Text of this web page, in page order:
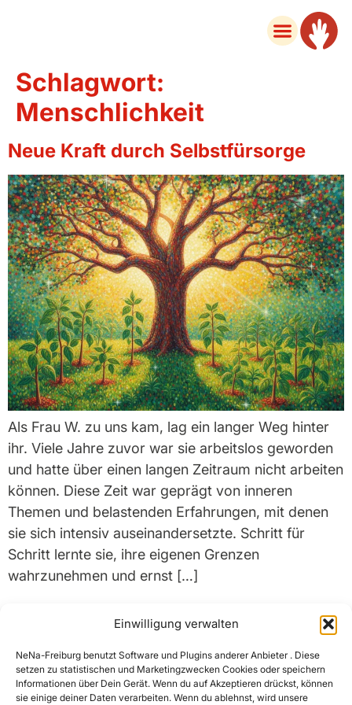
Einwilligung verwalten
NeNa-Freiburg benutzt Software und Plugins anderer Anbieter . Diese
setzen zu statistischen und Marketingzwecken Cookies oder speichern
Informationen über Dein Gerät. Wenn du auf Akzeptieren drückst, können
sie einige deiner Daten verarbeiten. Wenn du ablehnst, wird unsere
Schlagwort:
Menschlichkeit
Neue Kraft durch Selbstfürsorge
Als Frau W. zu uns kam, lag ein langer Weg hinter
ihr. Viele Jahre zuvor war sie arbeitslos geworden
und hatte über einen langen Zeitraum nicht arbeiten
können. Diese Zeit war geprägt von inneren
Themen und belastenden Erfahrungen, mit denen
sie sich intensiv auseinandersetzte. Schritt für
Schritt lernte sie, ihre eigenen Grenzen
wahrzunehmen und ernst […]